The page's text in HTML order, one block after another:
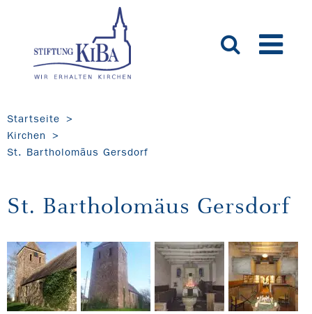
Startseite
Kirchen
St. Bartholomäus Gersdorf
St. Bartholomäus Gersdorf